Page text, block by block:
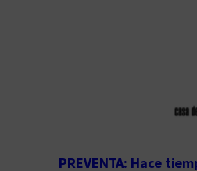
PREVENTA: Hace